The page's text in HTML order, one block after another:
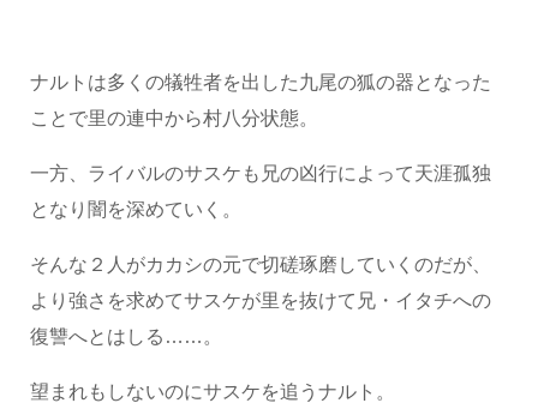
ナルトは多くの犠牲者を出した九尾の狐の器となった
ことで里の連中から村八分状態。
一方、ライバルのサスケも兄の凶行によって天涯孤独
となり闇を深めていく。
そんな２人がカカシの元で切磋琢磨していくのだが、
より強さを求めてサスケが里を抜けて兄・イタチへの
復讐へとはしる……。
望まれもしないのにサスケを追うナルト。